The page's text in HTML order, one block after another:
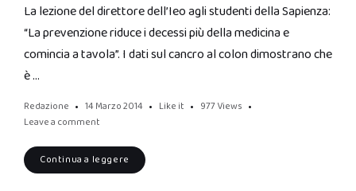
La lezione del direttore dell’Ieo agli studenti della Sapienza:
“La prevenzione riduce i decessi più della medicina e
comincia a tavola”. I dati sul cancro al colon dimostrano che
è …
Redazione 14 Marzo 2014 Like it 977Views
Leave a comment
Continua a leggere